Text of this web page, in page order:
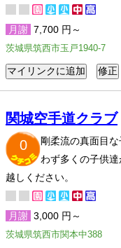
月謝 7,700 円～
茨城県筑西市玉戸1940-7
関城空手道クラブ
0
剛柔流の真面目
わず多くの子供
越しください。
月謝 3,000 円～
茨城県筑西市関本中388